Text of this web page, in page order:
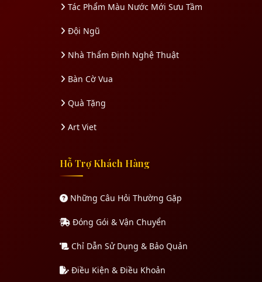
Tác Phẩm Màu Nước Mới Sưu Tầm
Đội Ngũ
Nhà Thẩm Định Nghệ Thuật
Bàn Cờ Vua
Quà Tặng
Art Viet
Hỗ Trợ Khách Hàng
Những Câu Hỏi Thường Gặp
Đóng Gói & Vận Chuyển
Chỉ Dẫn Sử Dụng & Bảo Quản
Điều Kiện & Điều Khoản